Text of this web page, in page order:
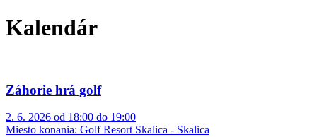
Kalendár
Záhorie hrá golf
2. 6. 2026 od 18:00 do 19:00
Miesto konania: Golf Resort Skalica - Skalica